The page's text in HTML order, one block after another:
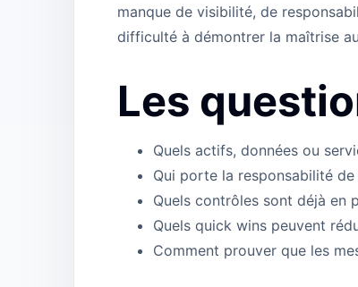
manque de visibilité, de
difficulté à démontrer la maîtrise
Les
Quels actifs, données ou
Qui porte la responsabilité
Quels contrôles sont déjà en
Quels quick wins peuvent
Comment prouver que les